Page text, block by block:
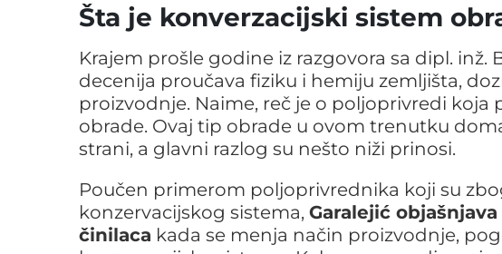
Šta je konverzacijski sistem
Krajem prošle godine iz razgovora sa dipl. inž.
decenija proučava fiziku i hemiju zemljišta,
proizvodnje. Naime, reč je o poljoprivredi
obrade. Ovaj tip obrade u ovom trenutku
strani, a glavni razlog su nešto niži prinosi.
Poučen primerom poljoprivrednika koji su
konzervacijskog sistema, Garalejić
činilaca kada se menja način proizvodnje,